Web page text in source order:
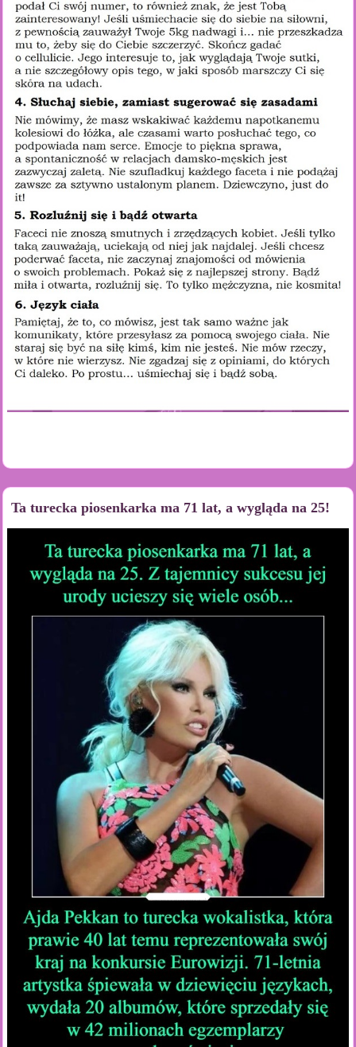
Ta turecka piosenkarka ma 71 lat, a wygląda na 25!